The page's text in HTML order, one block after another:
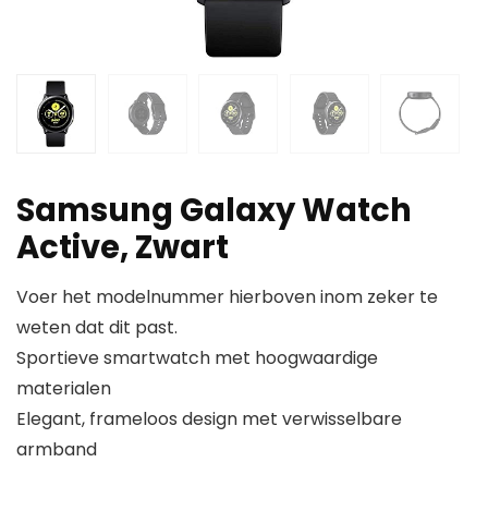
Samsung Galaxy Watch
Active, Zwart
Voer het modelnummer hierboven inom zeker te
weten dat dit past.
Sportieve smartwatch met hoogwaardige
materialen
Elegant, frameloos design met verwisselbare
armband